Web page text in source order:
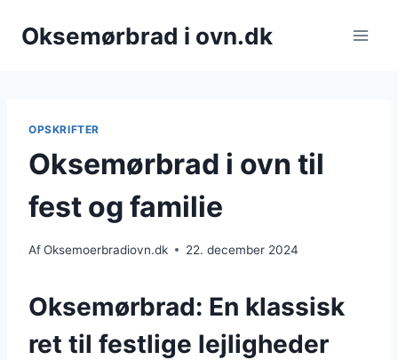
Oksemørbrad i ovn.dk
OPSKRIFTER
Oksemørbrad i ovn til
fest og familie
AfOksemoerbradiovn.dk 22. december 2024
Oksemørbrad: En klassisk
ret til festlige lejligheder